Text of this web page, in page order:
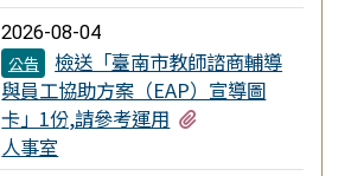
2026-08-04
公告
檢送「臺南市教師諮商輔導
與員工協助方案（EAP）宣導圖
卡」1份,請參考運用
人事室